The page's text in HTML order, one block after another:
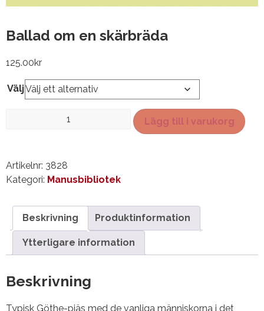
Ballad om en skärbräda
125.00kr
Välj
mängd
Lägg till i varukorg
Artikelnr: 3828
Kategori: Manusbibliotek
Beskrivning Produktinformation
Ytterligare information
Beskrivning
Typisk Göthe-pjäs med de vanliga människorna i det